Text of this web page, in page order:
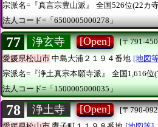
宗派名=『真言宗豊山派』
全国526位(22カ
法人コード=「6500005000278」
77 浄玄寺 [Open]
[〒791-
愛媛県松山市 中島大浦２１９４番地 [地図
宗派名=『浄土真宗本願寺派』
全国1,616位
法人コード=「1500005000035」
78 浄土寺 [Open]
[〒790-